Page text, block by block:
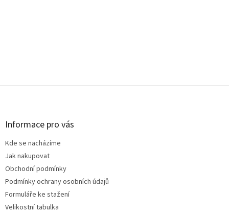
Z
Informace pro vás
Kde se nacházíme
Jak nakupovat
Obchodní podmínky
Podmínky ochrany osobních údajů
Formuláře ke stažení
Velikostní tabulka